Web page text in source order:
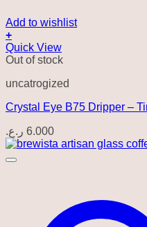
Add to wishlist
+
Quick View
Out of stock
uncatrogized
Crystal Eye B75 Dripper –
6.000 ر.ع.